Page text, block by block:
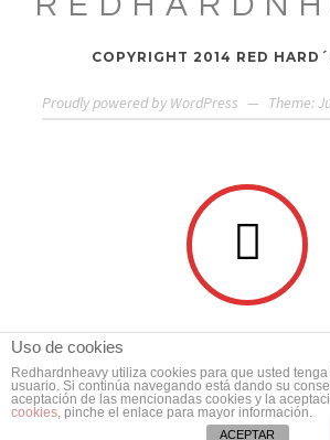
COPYRIGHT 2014 RED
Proudly powered by WordPress — Theme:
Uso de cookies
Redhardnheavy utiliza cookies para que usted
usuario. Si continúa navegando está dando su
aceptación de las mencionadas cookies y la
cookies, pinche el enlace para mayor información.
ACEPTAR